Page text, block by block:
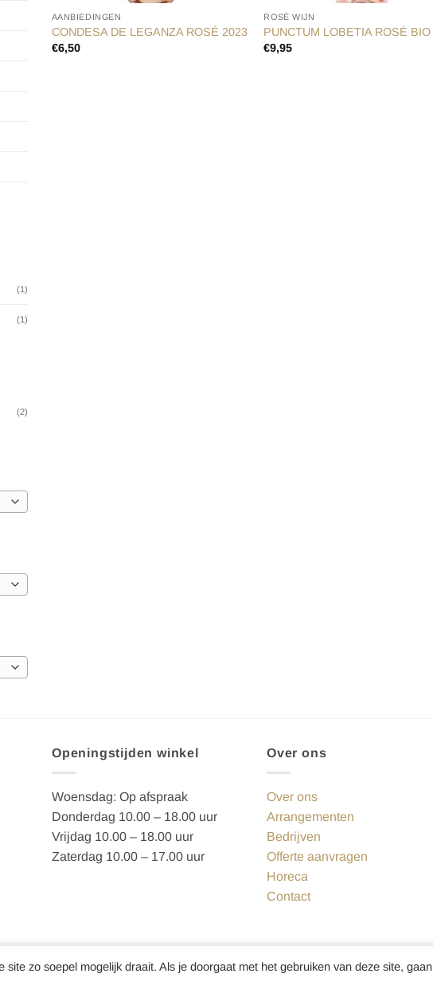
(1)
(1)
(2)
AANBIEDINGEN
CONDESA DE LEGANZA ROSÉ 2023
€6,50
ROSÉ WIJN
PUNCTUM LOBETIA ROSÉ
€9,95
Openingstijden winkel
Woensdag: Op afspraak
Donderdag 10.00 – 18.00 uur
Vrijdag 10.00 – 18.00 uur
Zaterdag 10.00 – 17.00 uur
Over ons
Over ons
Arrangementen
Bedrijven
Offerte aanvragen
Horeca
Contact
zo soepel mogelijk draait. Als je doorgaat met het gebruiken van deze site,